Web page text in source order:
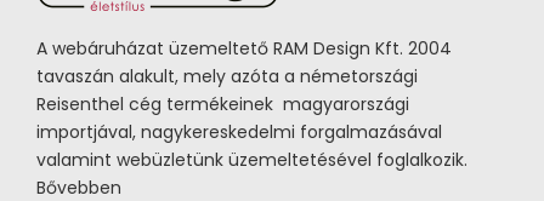
A webáruházat üzemeltető RAM Design Kft. 2004
tavaszán alakult, mely azóta a németországi
Reisenthel cég termékeinek magyarországi
importjával, nagykereskedelmi forgalmazásával
valamint webüzletünk üzemeltetésével foglalkozik.
Bővebben